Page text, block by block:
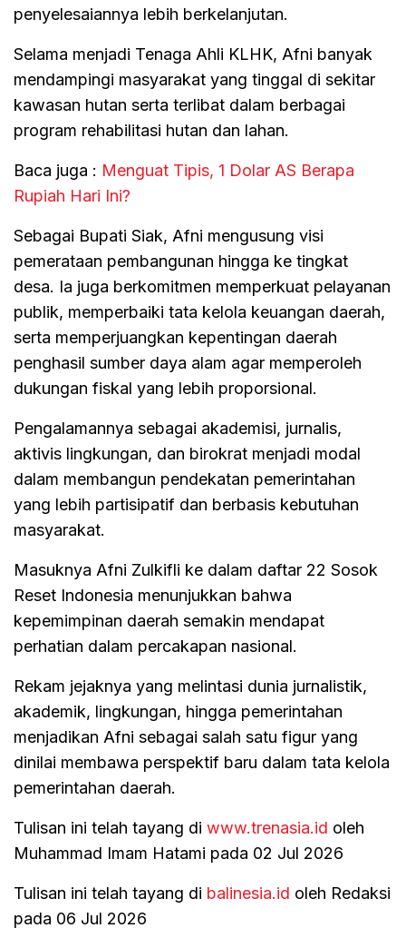
penyelesaiannya lebih berkelanjutan.
Selama menjadi Tenaga Ahli KLHK, Afni banyak
mendampingi masyarakat yang tinggal di sekitar
kawasan hutan serta terlibat dalam berbagai
program rehabilitasi hutan dan lahan.
Baca juga : Menguat Tipis, 1 Dolar AS Berapa
Rupiah Hari Ini?
Sebagai Bupati Siak, Afni mengusung visi
pemerataan pembangunan hingga ke tingkat
desa. Ia juga berkomitmen memperkuat pelayanan
publik, memperbaiki tata kelola keuangan daerah,
serta memperjuangkan kepentingan daerah
penghasil sumber daya alam agar memperoleh
dukungan fiskal yang lebih proporsional.
Pengalamannya sebagai akademisi, jurnalis,
aktivis lingkungan, dan birokrat menjadi modal
dalam membangun pendekatan pemerintahan
yang lebih partisipatif dan berbasis kebutuhan
masyarakat.
Masuknya Afni Zulkifli ke dalam daftar 22 Sosok
Reset Indonesia menunjukkan bahwa
kepemimpinan daerah semakin mendapat
perhatian dalam percakapan nasional.
Rekam jejaknya yang melintasi dunia jurnalistik,
akademik, lingkungan, hingga pemerintahan
menjadikan Afni sebagai salah satu figur yang
dinilai membawa perspektif baru dalam tata kelola
pemerintahan daerah.
Tulisan ini telah tayang di www.trenasia.id oleh
Muhammad Imam Hatami pada 02 Jul 2026
Tulisan ini telah tayang di balinesia.id oleh Redaksi
pada 06 Jul 2026